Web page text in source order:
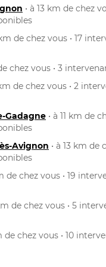
• à 13 km de chez
km de chez vous • 17
chez vous • 3
de chez vous • 2
Gadagne • à 11 km de
Avignon • à 13 km de
de chez vous • 19
de chez vous • 5
de chez vous • 10